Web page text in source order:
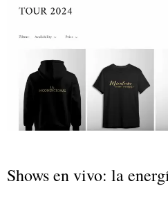
Shows en vivo: la